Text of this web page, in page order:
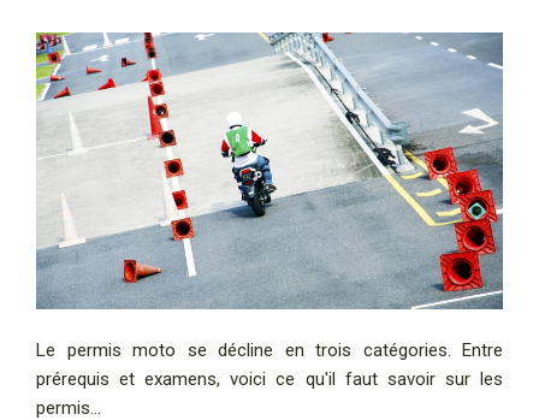
Le permis moto se décline en trois catégories. Entre
prérequis et examens, voici ce qu'il faut savoir sur les
permis…